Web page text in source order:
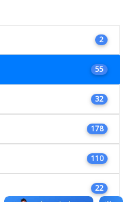
2
55
32
178
110
22